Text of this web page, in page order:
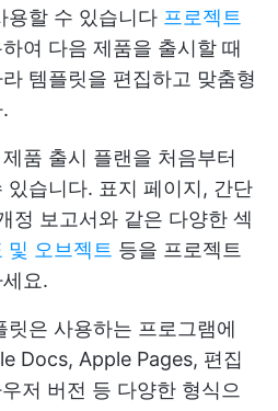
용할 수 있습니다 프로젝트
여 다음 제품을 출시할 때
템플릿을 편집하고 맞춤형
품 출시 플랜을 처음부터
있습니다. 표지 페이지, 간단
정 보고서와 같은 다양한 섹
및 오브젝트 등을 프로젝트
요.
릿은 사용하는 프로그램에
Docs, Apple Pages, 편집
저 버전 등 다양한 형식으